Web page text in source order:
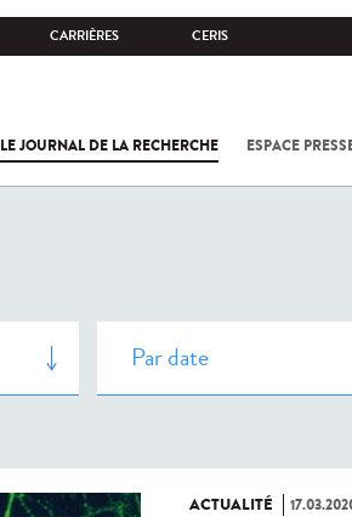
CARRIÈRES CERIS
LE JOURNAL DE LA RECHERCHE ESPACE
ACTUALITÉ